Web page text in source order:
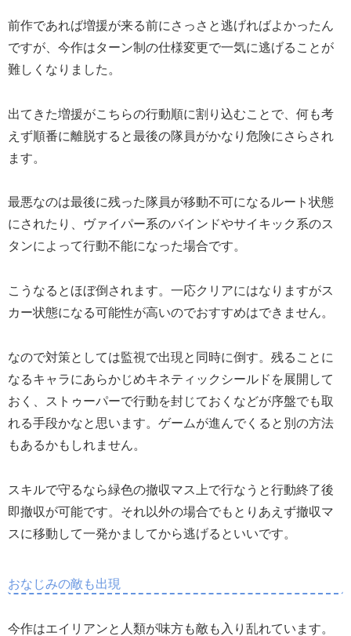
前作であれば増援が来る前にさっさと逃げればよかったん
ですが、今作はターン制の仕様変更で一気に逃げることが
難しくなりました。
出てきた増援がこちらの行動順に割り込むことで、何も考
えず順番に離脱すると最後の隊員がかなり危険にさらされ
ます。
最悪なのは最後に残った隊員が移動不可になるルート状態
にされたり、ヴァイパー系のバインドやサイキック系のス
タンによって行動不能になった場合です。
こうなるとほぼ倒されます。一応クリアにはなりますがス
カー状態になる可能性が高いのでおすすめはできません。
なので対策としては監視で出現と同時に倒す。残ることに
なるキャラにあらかじめキネティックシールドを展開して
おく、ストゥーパーで行動を封じておくなどが序盤でも取
れる手段かなと思います。ゲームが進んでくると別の方法
もあるかもしれません。
スキルで守るなら緑色の撤収マス上で行なうと行動終了後
即撤収が可能です。それ以外の場合でもとりあえず撤収マ
スに移動して一発かましてから逃げるといいです。
おなじみの敵も出現
今作はエイリアンと人類が味方も敵も入り乱れています。